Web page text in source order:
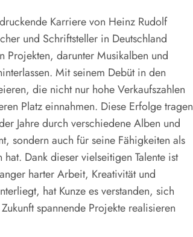
Karriere von Heinz Rudolf
und Schriftsteller in Deutschland
Projekten, darunter Musikalben und
Mit seinem Debüt in den
die nicht nur hohe Verkaufszahlen
Platz einnahmen. Diese Erfolge tragen
Jahre durch verschiedene Alben und
sondern auch für seine Fähigkeiten als
Dank dieser vielseitigen Talente ist
harter Arbeit, Kreativität und
hat Kunze es verstanden, sich
spannende Projekte realisieren